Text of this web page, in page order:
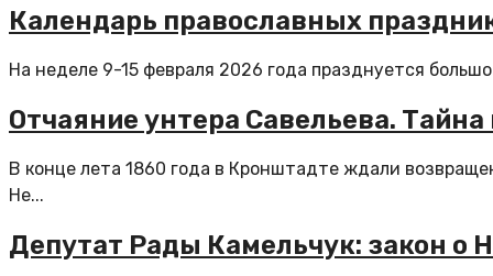
Календарь православных
На неделе 9-15 февраля 2026 года празднуется
Отчаяние унтера Савельева.
В конце лета 1860 года в Кронштадте ждали
Не...
Депутат Рады Камельчук: закон о